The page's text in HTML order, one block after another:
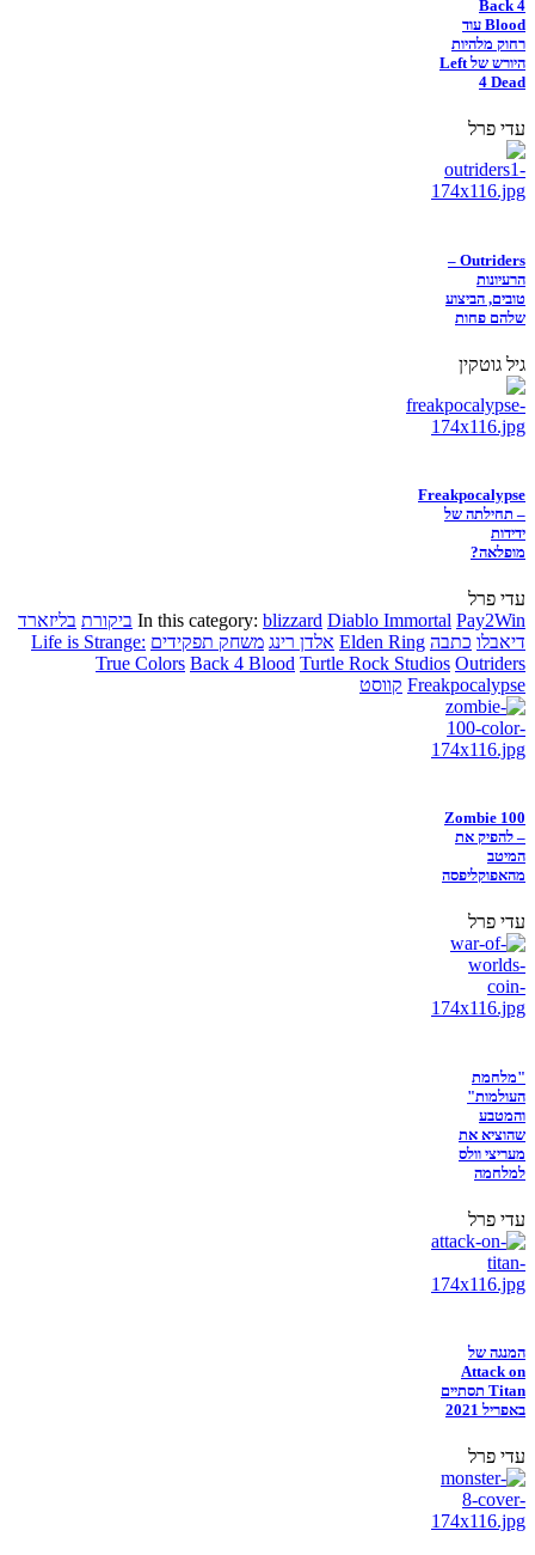
Back 4
Blood עוד
רחוק מלהיות
היורש של Left
4 Dead
עדי פרל
Outriders –
הרעיונות
טובים, הביצוע
שלהם פחות
גיל גוטקין
Freakpocalypse
– תחילתה של
ידידות
מופלאה?
עדי פרל
In this category: blizzard Diablo Immortal Pay2Win ביקורת בליזארד
דיאבלו כתבה Elden Ring אלדן רינג משחק תפקידים Life is Strange:
True Colors Back 4 Blood Turtle Rock Studios Outriders
Freakpocalypse קווסט
Zombie 100
– להפיק את
המיטב
מהאפוקליפסה
עדי פרל
"מלחמת
העולמות"
והמטבע
שהוציא את
מעריצי וולס
למלחמה
עדי פרל
המנגה של
Attack on
Titan תסתיים
באפריל 2021
עדי פרל